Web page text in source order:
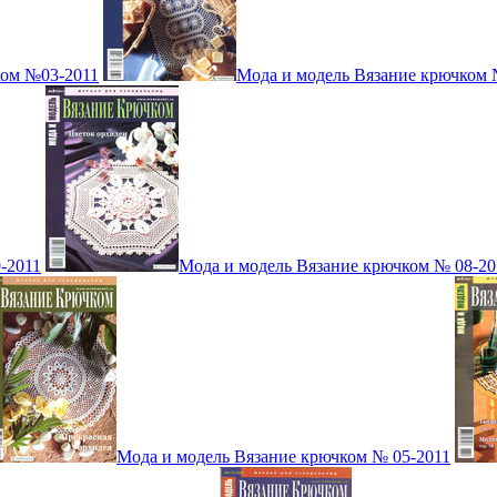
№03-2011 Мода и модель Вязание крючком
Мода и модель Вязание крючком № 08-
Мода и модель Вязание крючком № 05-2011